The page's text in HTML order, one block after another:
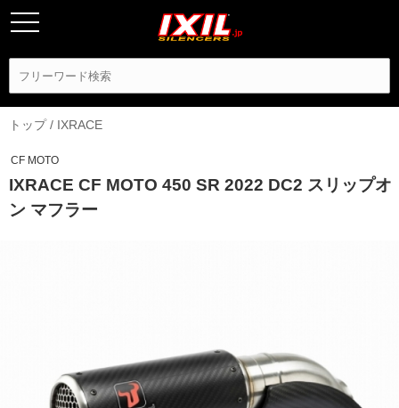
トップ/ IXRACE
CF MOTO
IXRACE CF MOTO 450 SR 2022 DC2 スリップオ
ン マフラー